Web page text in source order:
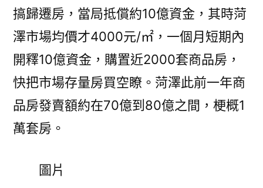
搞歸遷房，當局抵償約10億資金，其時菏
澤市場均價才4000元/㎡，一個月短期內
開釋10億資金，購置近2000套商品房，
快把市場存量房買空瞭。菏澤此前一年商
品房發賣額約在70億到80億之間，梗概1
萬套房。
圖片